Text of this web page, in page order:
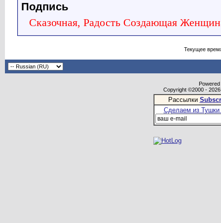
Подпись
Сказочная, Радость Создающая
Текущее
Copyright ©2000 -
Рассылки
Сделаем из Тушки